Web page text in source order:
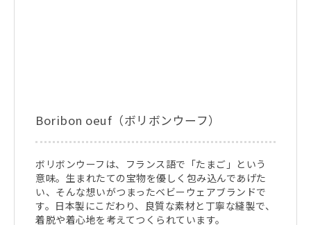
Boribon oeuf（ボリボンウーフ）
ボリボンウーフは、フランス語で「たまご」という
意味。生まれたての宝物を優しく包み込んであげた
い、そんな想いがつまったベビーウェアブランドで
す。日本製にこだわり、良質な素材と丁寧な縫製で、
着脱や着心地を考えてつくられています。